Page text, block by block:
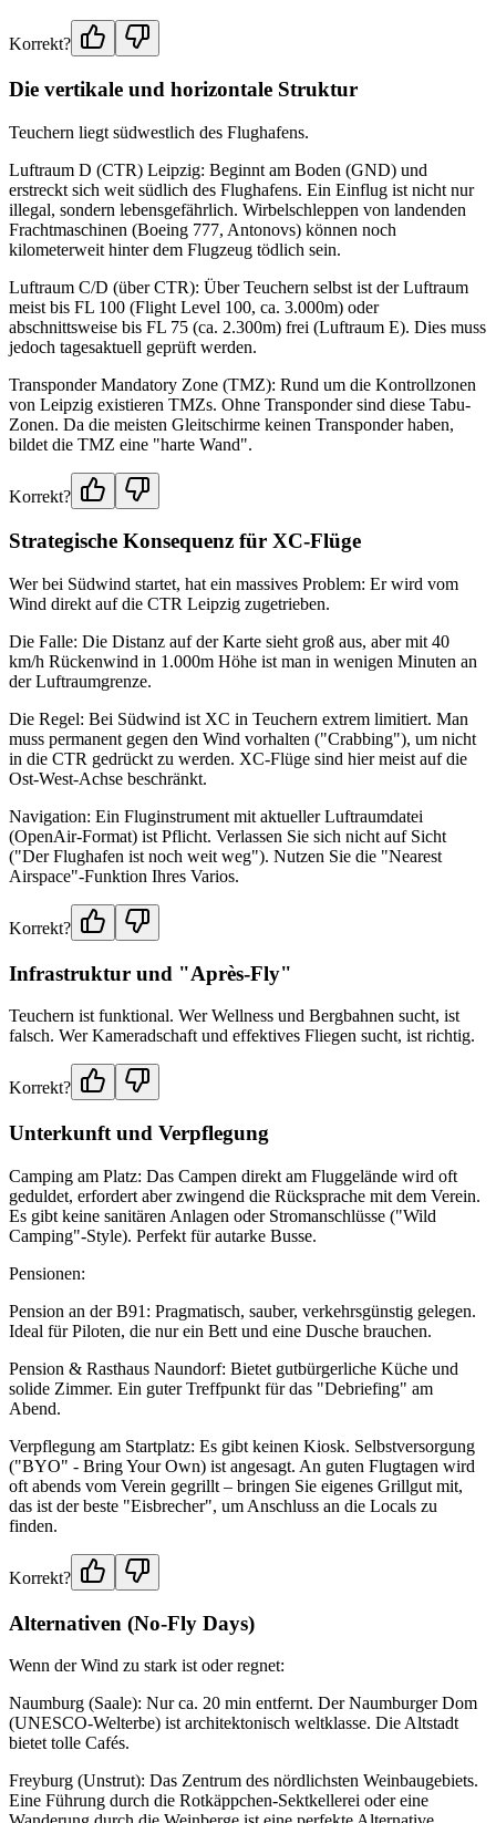
Korrekt?
Die vertikale und horizontale Struktur
Teuchern liegt südwestlich des Flughafens.
Luftraum D (CTR) Leipzig: Beginnt am Boden (GND) und
erstreckt sich weit südlich des Flughafens. Ein Einflug ist nicht nur
illegal, sondern lebensgefährlich. Wirbelschleppen von landenden
Frachtmaschinen (Boeing 777, Antonovs) können noch
kilometerweit hinter dem Flugzeug tödlich sein.
Luftraum C/D (über CTR): Über Teuchern selbst ist der Luftraum
meist bis FL 100 (Flight Level 100, ca. 3.000m) oder
abschnittsweise bis FL 75 (ca. 2.300m) frei (Luftraum E). Dies muss
jedoch tagesaktuell geprüft werden.
Transponder Mandatory Zone (TMZ): Rund um die Kontrollzonen
von Leipzig existieren TMZs. Ohne Transponder sind diese Tabu-
Zonen. Da die meisten Gleitschirme keinen Transponder haben,
bildet die TMZ eine "harte Wand".
Korrekt?
Strategische Konsequenz für XC-Flüge
Wer bei Südwind startet, hat ein massives Problem: Er wird vom
Wind direkt auf die CTR Leipzig zugetrieben.
Die Falle: Die Distanz auf der Karte sieht groß aus, aber mit 40
km/h Rückenwind in 1.000m Höhe ist man in wenigen Minuten an
der Luftraumgrenze.
Die Regel: Bei Südwind ist XC in Teuchern extrem limitiert. Man
muss permanent gegen den Wind vorhalten ("Crabbing"), um nicht
in die CTR gedrückt zu werden. XC-Flüge sind hier meist auf die
Ost-West-Achse beschränkt.
Navigation: Ein Fluginstrument mit aktueller Luftraumdatei
(OpenAir-Format) ist Pflicht. Verlassen Sie sich nicht auf Sicht
("Der Flughafen ist noch weit weg"). Nutzen Sie die "Nearest
Airspace"-Funktion Ihres Varios.
Korrekt?
Infrastruktur und "Après-Fly"
Teuchern ist funktional. Wer Wellness und Bergbahnen sucht, ist
falsch. Wer Kameradschaft und effektives Fliegen sucht, ist richtig.
Korrekt?
Unterkunft und Verpflegung
Camping am Platz: Das Campen direkt am Fluggelände wird oft
geduldet, erfordert aber zwingend die Rücksprache mit dem Verein.
Es gibt keine sanitären Anlagen oder Stromanschlüsse ("Wild
Camping"-Style). Perfekt für autarke Busse.
Pensionen:
Pension an der B91: Pragmatisch, sauber, verkehrsgünstig gelegen.
Ideal für Piloten, die nur ein Bett und eine Dusche brauchen.
Pension & Rasthaus Naundorf: Bietet gutbürgerliche Küche und
solide Zimmer. Ein guter Treffpunkt für das "Debriefing" am
Abend.
Verpflegung am Startplatz: Es gibt keinen Kiosk. Selbstversorgung
("BYO" - Bring Your Own) ist angesagt. An guten Flugtagen wird
oft abends vom Verein gegrillt – bringen Sie eigenes Grillgut mit,
das ist der beste "Eisbrecher", um Anschluss an die Locals zu
finden.
Korrekt?
Alternativen (No-Fly Days)
Wenn der Wind zu stark ist oder regnet:
Naumburg (Saale): Nur ca. 20 min entfernt. Der Naumburger Dom
(UNESCO-Welterbe) ist architektonisch weltklasse. Die Altstadt
bietet tolle Cafés.
Freyburg (Unstrut): Das Zentrum des nördlichsten Weinbaugebiets.
Eine Führung durch die Rotkäppchen-Sektkellerei oder eine